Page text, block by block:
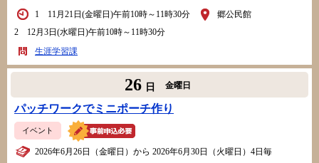
1 11月21日(金曜日)午前10時～11時30分
2 12月3日(水曜日)午前10時～11時30分
郷公民館
生涯学習課
26 日 金曜日
パッチワークでミニポーチ作り
イベント
2026年6月26日（金曜日）から 2026年6月30日（火曜日）4日毎